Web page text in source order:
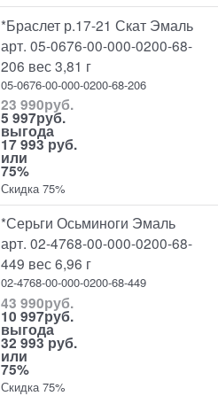
*Браслет р.17-21 Скат Эмаль
арт. 05-0676-00-000-0200-68-
206 вес 3,81 г
05-0676-00-000-0200-68-206
23 990руб.
5 997руб.
выгода
17 993 руб.
или
75%
Скидка 75%
*Серьги Осьминоги Эмаль
арт. 02-4768-00-000-0200-68-
449 вес 6,96 г
02-4768-00-000-0200-68-449
43 990руб.
10 997руб.
выгода
32 993 руб.
или
75%
Скидка 75%